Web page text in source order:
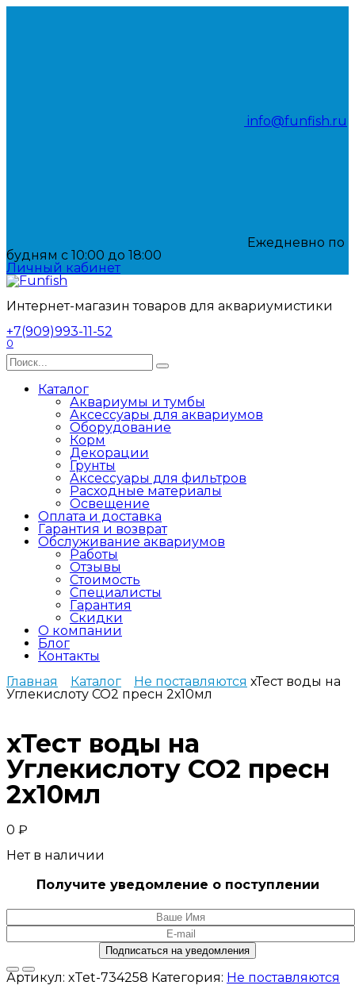
Перейти
info@funfish.ru
Ежедневно по
будням с 10:00 до 18:00
Личный кабинет
Интернет-магазин товаров для аквариумистики
+7(909)993-11-52
0
Search
for:
Каталог
Аквариумы и тумбы
Аксессуары для аквариумов
Оборудование
Корм
Декорации
Грунты
Аксессуары для фильтров
Расходные материалы
Освещение
Оплата и доставка
Гарантия и возврат
Обслуживание аквариумов
Работы
Отзывы
Стоимость
Специалисты
Гарантия
Скидки
О компании
Блог
Контакты
Главная
Каталог Не поставляются хТест воды на
Углекислоту CO2 пресн 2х10мл
хТест воды на
Углекислоту CO2 пресн
2х10мл
0 ₽
Нет в наличии
Получите уведомление о поступлении
Артикул: хTet-734258 Категория: Не поставляются